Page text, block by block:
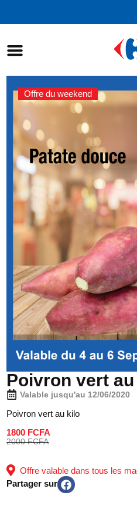
Offre du weekend
Poivron vert
Valable jusqu'au 12/06/2020
Poivron vert au kilo
1800 FCFA
2000 FCFA
Offre valable dans tous les
Partager sur